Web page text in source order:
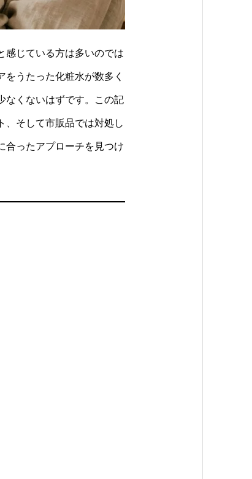
感じている方は多いのでは
をうたった化粧水が数多く
なくないはずです。この記
、そして市販品では対処し
合ったアプローチを見つけ